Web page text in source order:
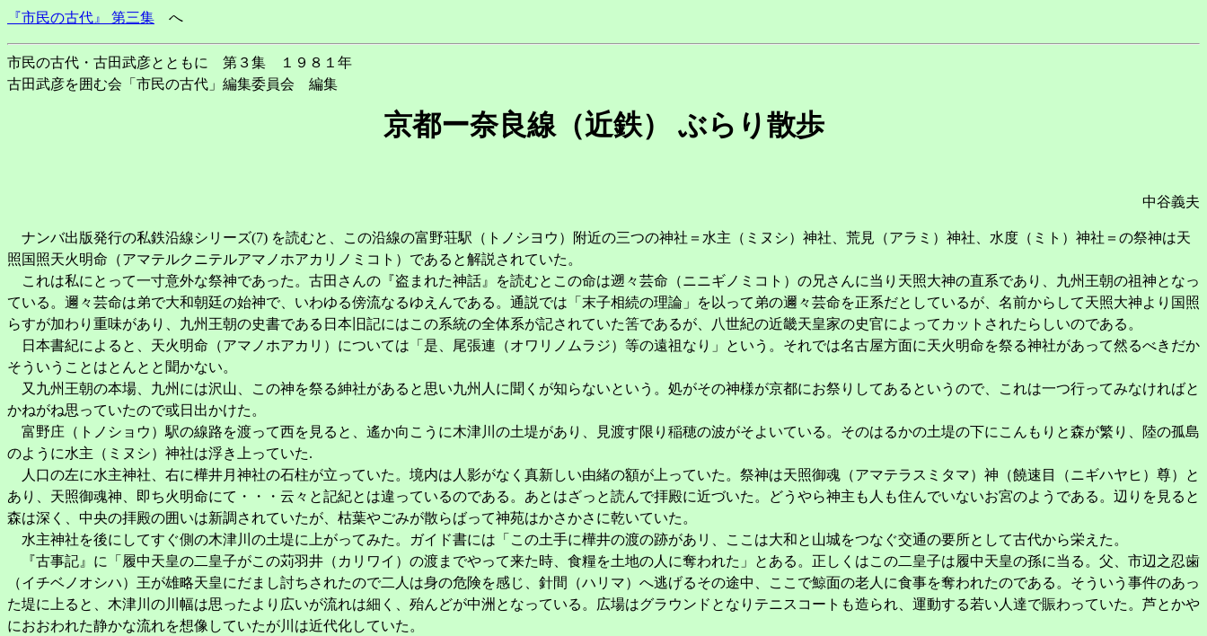
『市民の古代』 第三集 へ
市民の古代・古田武彦とともに 第３集 １９８１年
古田武彦を囲む会「市民の古代」編集委員会 編集
京都ー奈良線（近鉄） ぶらり散歩
中谷義夫
ナンバ出版発行の私鉄沿線シリーズ(7) を読むと、この沿線の富野荘駅（トノシヨウ）附近の三つの神社＝水主（ミヌシ）神社、荒見（アラミ）神社、水度（ミト）神社＝の祭神は天
照国照天火明命（アマテルクニテルアマノホアカリノミコト）であると解説されていた。
これは私にとって一寸意外な祭神であった。古田さんの『盗まれた神話』を読むとこの命は遡々芸命（ニニギノミコト）の兄さんに当り天照大神の直系であり、九州王朝の祖神となっ
ている。邇々芸命は弟で大和朝廷の始神で、いわゆる傍流なるゆえんである。通説では「末子相続の理論」を以って弟の邇々芸命を正系だとしているが、名前からして天照大神より国照
らすが加わり重味があり、九州王朝の史書である日本旧記にはこの系統の全体系が記されていた筈であるが、八世紀の近畿天皇家の史官によってカットされたらしいのである。
日本書紀によると、天火明命（アマノホアカリ）については「是、尾張連（オワリノムラジ）等の遠祖なり」という。それでは名古屋方面に天火明命を祭る神社があって然るべきだか
そういうことはとんとと聞かない。
又九州王朝の本場、九州には沢山、この神を祭る紳社があると思い九州人に聞くが知らないという。処がその神様が京都にお祭りしてあるというので、これは一つ行ってみなければと
かねがね思っていたので或日出かけた。
富野庄（トノショウ）駅の線路を渡って西を見ると、遙か向こうに木津川の土堤があり、見渡す限り稲穂の波がそよいている。そのはるかの土堤の下にこんもりと森が繁り、陸の孤島
のように水主（ミヌシ）神社は浮き上っていた.
人口の左に水主神社、右に樺井月神社の石柱が立っていた。境内は人影がなく真新しい由緒の額が上っていた。祭神は天照御魂（アマテラスミタマ）神（饒速目（ニギハヤヒ）尊）と
あり、天照御魂神、即ち火明命にて・・・云々と記紀とは違っているのである。あとはざっと読んで拝殿に近づいた。どうやら神主も人も住んでいないお宮のようである。辺りを見ると
森は深く、中央の拝殿の囲いは新調されていたが、枯葉やごみが散らばって神苑はかさかさに乾いていた。
水主神社を後にしてすぐ側の木津川の土堤に上がってみた。ガイド書には「この土手に樺井の渡の跡があリ、ここは大和と山城をつなぐ交通の要所として古代から栄えた。
『古事記』に「履中天皇の二皇子がこの苅羽井（カリワイ）の渡までやって来た時、食糧を土地の人に奪われた」とある。正しくはこの二皇子は履中天皇の孫に当る。父、市辺之忍歯
（イチベノオシハ）王が雄略天皇にだまし討ちされたので二人は身の危険を感じ、針間（ハリマ）へ逃げるその途中、ここで鯨面の老人に食事を奪われたのである。そういう事件のあっ
た堤に上ると、木津川の川幅は思ったより広いが流れは細く、殆んどが中洲となっている。広場はグラウンドとなりテニスコートも造られ、運動する若い人達で賑わっていた。芦とかや
におおわれた静かな流れを想像していたが川は近代化していた。